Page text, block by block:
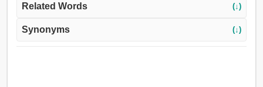
Related Words (↓)
Synonyms (↓)